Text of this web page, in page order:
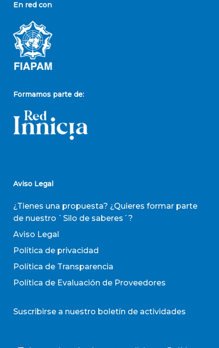
En red con
Formamos parte de:
Aviso Legal
¿Tienes una propuesta? ¿Quieres formar parte
de nuestro `Silo de saberes´?
Aviso Legal
Política de privacidad
Política de Transparencia
Política de Evaluación de Proveedores
Suscribirse a nuestro boletín de actividades